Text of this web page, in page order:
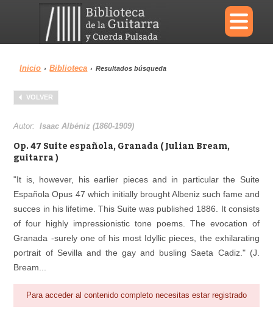
×
Menu
Biblioteca
Área personal Reproductor
Inicio › Biblioteca › Resultados búsqueda
VOLVER
Autor:Isaac Albéniz (1860-1909)
Op. 47 Suite española, Granada ( Julian Bream,
guitarra )
"It is, however, his earlier pieces and in particular the Suite
Española Opus 47 which initially brought Albeniz such fame and
succes in his lifetime. This Suite was published 1886. It consists
of four highly impressionistic tone poems. The evocation of
Granada -surely one of his most Idyllic pieces, the exhilarating
portrait of Sevilla and the gay and busling Saeta Cadiz." (J.
Bream...
Para acceder al contenido completo necesitas estar registrado